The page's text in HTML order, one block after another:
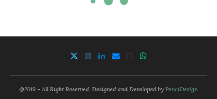
@2019 - All Right Reserved. Designed and Developed by PenciDesign